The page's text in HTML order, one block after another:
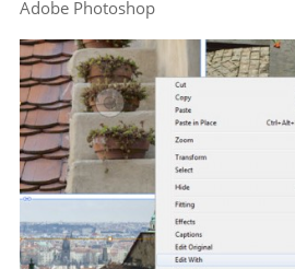
Adobe Photoshop